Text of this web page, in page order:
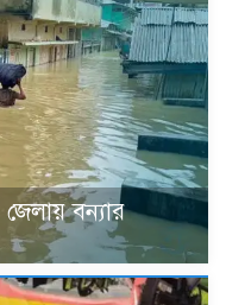
জেলায় বন্যার